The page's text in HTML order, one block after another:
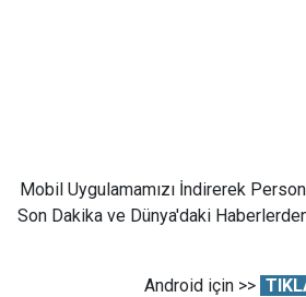
Mobil Uygulamamızı İndirerek
Son Dakika ve Dünya'daki
Android için >>